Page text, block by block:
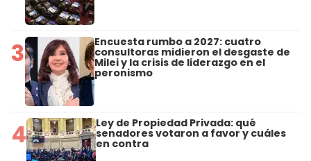
3 Encuesta rumbo a 2027: cuatro
consultoras midieron el desgaste de
Milei y la crisis de liderazgo en el
peronismo
4 Ley de Propiedad Privada: qué
senadores votaron a favor y cuáles
en contra